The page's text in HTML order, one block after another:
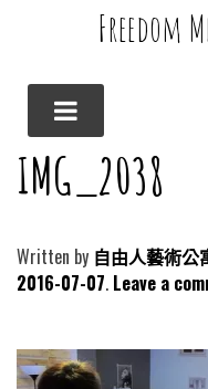
Freedom
IMG_2038
Written by 自由人藝術公
2016-07-07 Leave a